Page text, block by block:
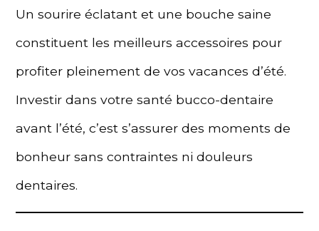
Un sourire éclatant et une bouche saine
constituent les meilleurs accessoires pour
profiter pleinement de vos vacances d’été.
Investir dans votre santé bucco-dentaire
avant l’été, c’est s’assurer des moments de
bonheur sans contraintes ni douleurs
dentaires.